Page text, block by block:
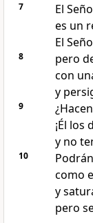
7
El
es un
El
8
pero
con
y
9
¡Él
y no
10
como
y
pero